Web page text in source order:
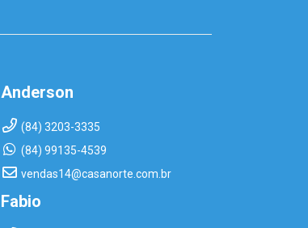
Anderson
(84) 3203-3335
(84) 99135-4539
vendas14@casanorte.com.br
Fabio